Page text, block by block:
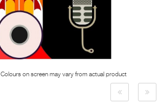
Colours on screen may vary from actual product